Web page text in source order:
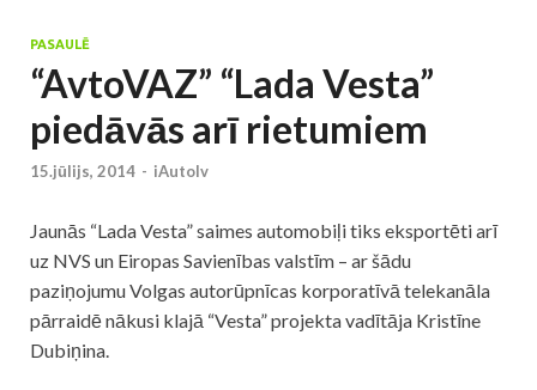
PASAULĒ
“AvtoVAZ” “Lada Vesta”
piedāvās arī rietumiem
15.jūlijs, 2014 - iAutolv
Jaunās “Lada Vesta” saimes automobiļi tiks eksportēti arī
uz NVS un Eiropas Savienības valstīm – ar šādu
paziņojumu Volgas autorūpnīcas korporatīvā telekanāla
pārraidē nākusi klajā “Vesta” projekta vadītāja Kristīne
Dubiņina.